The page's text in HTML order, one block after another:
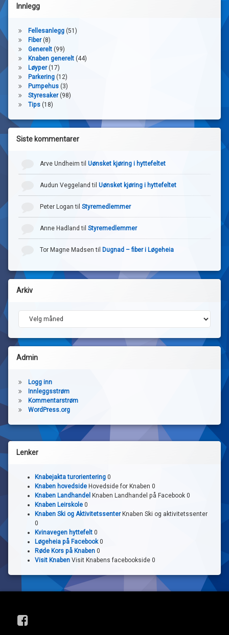
Innlegg
Fellesanlegg(51)
Fiber(8)
Generelt(99)
Knaben generelt(44)
Løyper(17)
Parkering(12)
Pumpehus(3)
Styresaker(98)
Tips(18)
Siste kommentarer
Arve Undheim til Uønsket kjøring i hyttefeltet
Audun Veggeland til Uønsket kjøring i hyttefeltet
Peter Logan til Styremedlemmer
Anne Hadland til Styremedlemmer
Tor Magne Madsen til Dugnad – fiber i Løgeheia
Arkiv
Admin
Logg inn
Innleggsstrøm
Kommentarstrøm
WordPress.org
Lenker
Knabejakta turorientering 0
Knaben hovedside Hovedside for Knaben 0
Knaben Landhandel Knaben Landhandel på Facebook 0
Knaben Leirskole 0
Knaben Ski og AktivitetssenterKnaben Ski og aktivitetssenter
0
Kvinavegen hyttefelt 0
Løgeheia på Facebook0
Røde Kors på Knaben 0
Visit Knaben Visit Knabens facebookside 0
Facebook